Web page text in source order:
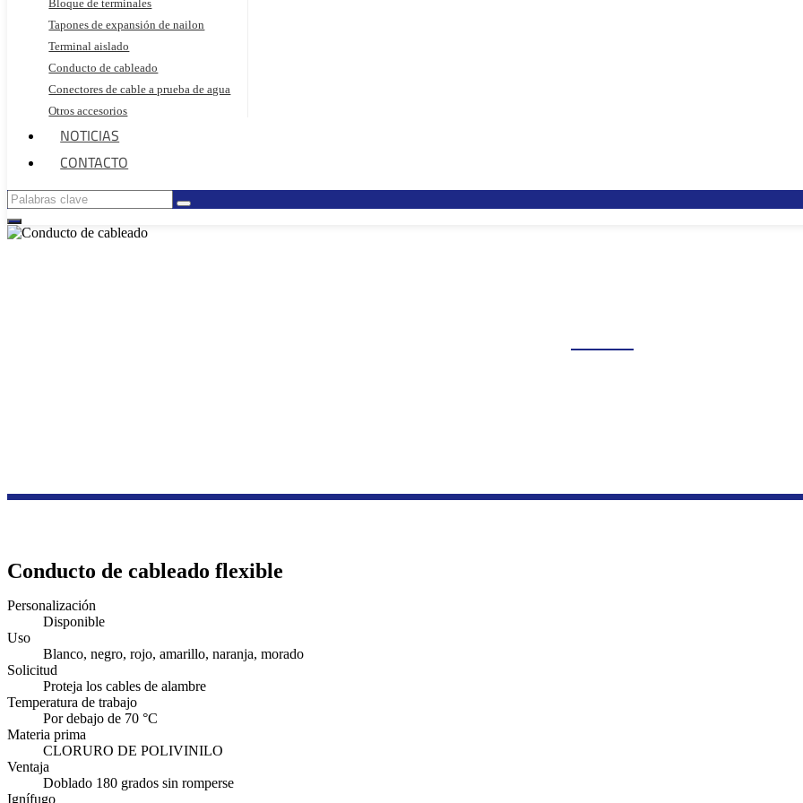
Bloque de terminales
Tapones de expansión de nailon
Terminal aislado
Conducto de cableado
Conectores de cable a prueba de agua
Otros accesorios
NOTICIAS
CONTACTO
Conducto de cableado flexible
Personalización
Disponible
Uso
Blanco, negro, rojo, amarillo, naranja, morado
Solicitud
Proteja los cables de alambre
Temperatura de trabajo
Por debajo de 70 °C
Materia prima
CLORURO DE POLIVINILO
Ventaja
Doblado 180 grados sin romperse
Ignífugo